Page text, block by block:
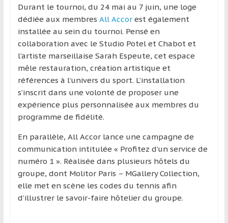
Durant le tournoi, du 24 mai au 7 juin, une loge
dédiée aux membres All Accorest également
installée au sein du tournoi. Pensé en
collaboration avec le Studio Potel et Chabot et
l’artiste marseillaise Sarah Espeute, cet espace
mêle restauration, création artistique et
références à l’univers du sport. L’installation
s’inscrit dans une volonté de proposer une
expérience plus personnalisée aux membres du
programme de fidélité.
En parallèle, All Accor lance une campagne de
communication intitulée « Profitez d’un service de
numéro 1 ». Réalisée dans plusieurs hôtels du
groupe, dont Molitor Paris – MGallery Collection,
elle met en scène les codes du tennis afin
d’illustrer le savoir-faire hôtelier du groupe.